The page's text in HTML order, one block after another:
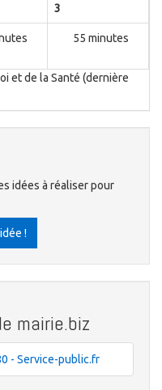
3
55 minutes
et de la Santé (dernière
idées à réaliser pour
!
mairie.biz
- Service-public.fr